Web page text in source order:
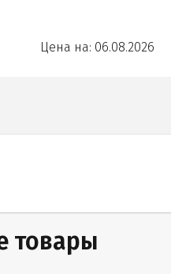
Цена на: 06.08.2026
товары